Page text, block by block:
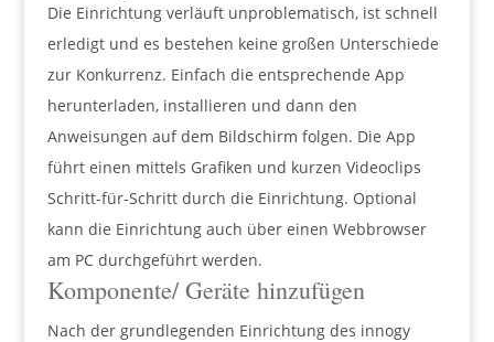
Die Einrichtung verläuft unproblematisch, ist schnell
erledigt und es bestehen keine großen Unterschiede
zur Konkurrenz. Einfach die entsprechende App
herunterladen, installieren und dann den
Anweisungen auf dem Bildschirm folgen. Die App
führt einen mittels Grafiken und kurzen Videoclips
Schritt-für-Schritt durch die Einrichtung. Optional
kann die Einrichtung auch über einen Webbrowser
am PC durchgeführt werden.
Komponente/ Geräte hinzufügen
Nach der grundlegenden Einrichtung des innogy